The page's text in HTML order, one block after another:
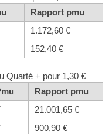
Rapport pmu
1.172,60 €
152,40 €
Quarté + pour 1,30 €
Rapport pmu
21.001,65 €
900,90 €